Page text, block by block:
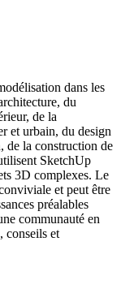
dans les
du
de la
et urbain, du design
de la construction de
SketchUp
3D complexes. Le
et peut être
préalables
communauté en
conseils et